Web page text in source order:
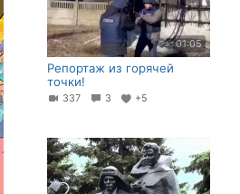
01:05
Репортаж из горячей
точки!
337 3 +5